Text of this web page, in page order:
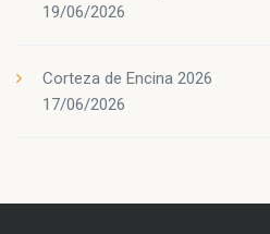
19/06/2026
Corteza de Encina 2026
17/06/2026